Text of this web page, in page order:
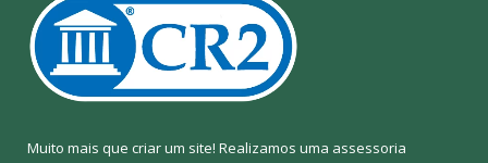
Muito mais que criar um site! Realizamos uma assessoria